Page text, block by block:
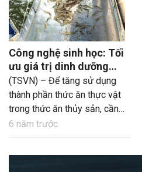
Công nghệ sinh học: Tối
ưu giá trị dinh dưỡng
của thức ăn thủy sản
(TSVN) – Để tăng sử dụng
thành phần thức ăn thực vật
trong thức ăn thủy sản, cần
nâng cao giá trị dinh dưỡng
và giảm thiểu chất kháng
6 năm trước